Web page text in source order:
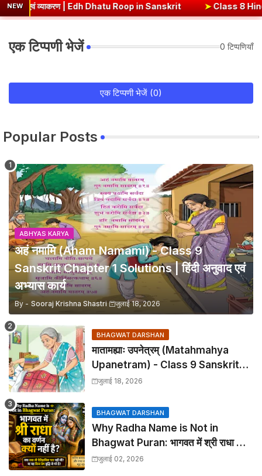
NEW
व्याकरण | Edh Dhatu Roop in Sanskrit ➤Class 8 Hindi Malhar
एक टिप्पणी भेजें 0 टिप्पणियाँ
एक टिप्पणी भेजें (0)
Popular Posts
ABHYAS KARYA
अहं नमामि (Aham Namami) - Class 9
Sanskrit Chapter 1 Solutions | हिंदी अनुवाद एवं
अभ्यास कार्य
By - Sooraj Krishna Shastri जुलाई 18, 2026
BHAGWAT DARSHAN
मातामह्याः उपनेत्रम् (Matahmahya
Upanetram) - Class 9 Sanskrit
Chapter 2 Translation &
जुलाई 18, 2026
BHAGWAT DARSHAN
Why Radha Name is Not in
Bhagwat Puran: भागवत में श्री राधा का
वर्णन क्यों नहीं है?
जुलाई 02, 2026